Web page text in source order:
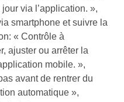
via l’application. »,
smartphone et suivre la
« Contrôle à
ajuster ou arrêter la
mobile. »,
avant de rentrer du
automatique »,